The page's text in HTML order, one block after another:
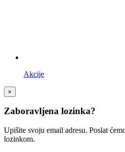
Akcije
×
Zaboravljena lozinka?
Upišite svoju email adresu. Poslat
lozinkom.